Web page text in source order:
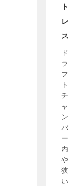
ト
レ
ス
ド
ラ
フ
ト
チ
ャ
ン
バ
ー
内
や
狭
い